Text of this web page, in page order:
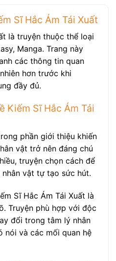
Sĩ Hắc Ám Tái Xuất
là truyện thuộc thể loại
Manga. Trang này
các thông tin quan
hơn trước khi
đầy đủ.
Kiếm Sĩ Hắc Ám Tái
phần giới thiệu khiến
vật trở nên đáng chú
truyện chọn cách để
vật tự tạo sức hút.
Sĩ Hắc Ám Tái Xuất là
Truyện phù hợp với độc
đổi trong tâm lý nhân
nói và các mối quan hệ